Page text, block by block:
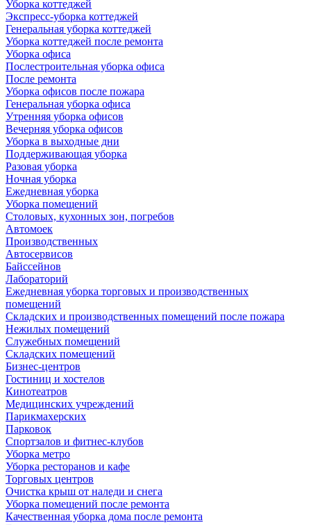
Уборка коттеджей
Экспресс-уборка коттеджей
Генеральная уборка коттеджей
Уборка коттеджей после ремонта
Уборка офиса
Послестроительная уборка офиса
После ремонта
Уборка офисов после пожара
Генеральная уборка офиса
Утренняя уборка офисов
Вечерняя уборка офисов
Уборка в выходные дни
Поддерживающая уборка
Разовая уборка
Ночная уборка
Ежедневная уборка
Уборка помещений
Столовых, кухонных зон, погребов
Автомоек
Производственных
Автосервисов
Байссейнов
Лабораторий
Ежедневная уборка торговых и производственных
помещений
Складских и производственных помещений после пожара
Нежилых помещений
Служебных помещений
Складских помещений
Бизнес-центров
Гостиниц и хостелов
Кинотеатров
Медицинских учреждений
Парикмахерских
Парковок
Спортзалов и фитнес-клубов
Уборка метро
Уборка ресторанов и кафе
Торговых центров
Очистка крыш от наледи и снега
Уборка помещений после ремонта
Качественная уборка дома после ремонта